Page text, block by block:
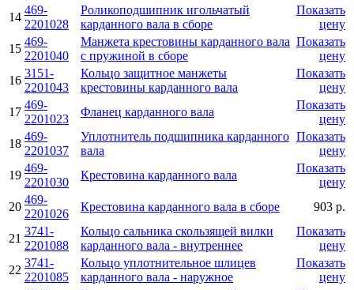
14
469-
2201028
Роликоподшипник игольчатый
карданного вала в сборе
Показать
цену
15
469-
2201040
Манжета крестовины карданного вала
с пружиной в сборе
Показать
цену
16
3151-
2201043
Кольцо защитное манжеты
крестовины карданного вала
Показать
цену
17
469-
2201023
Фланец карданного вала
Показать
цену
18
469-
2201037
Уплотнитель подшипника карданного
вала
Показать
цену
19
469-
2201030
Крестовина карданного вала
Показать
цену
20
469-
2201026
Крестовина карданного вала в сборе 903 р.
21
3741-
2201088
Кольцо сальника скользящей вилки
карданного вала - внутреннее
Показать
цену
22
3741-
2201085
Кольцо уплотнительное шлицев
карданного вала - наружное
Показать
цену